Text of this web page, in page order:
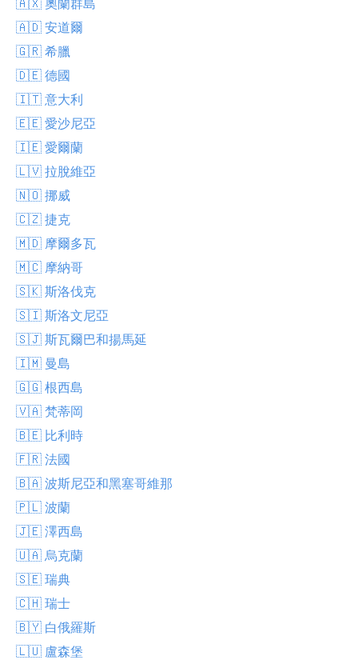
🇦🇩 安道爾
🇬🇷 希臘
🇩🇪 德國
🇮🇹 意大利
🇪🇪 愛沙尼亞
🇮🇪 愛爾蘭
🇱🇻 拉脫維亞
🇳🇴 挪威
🇨🇿 捷克
🇲🇩 摩爾多瓦
🇲🇨 摩納哥
🇸🇰 斯洛伐克
🇸🇮 斯洛文尼亞
🇸🇯 斯瓦爾巴和揚馬延
🇮🇲 曼島
🇬🇬 根西島
🇻🇦 梵蒂岡
🇧🇪 比利時
🇫🇷 法國
🇧🇦 波斯尼亞和黑塞哥維那
🇵🇱 波蘭
🇯🇪 澤西島
🇺🇦 烏克蘭
🇸🇪 瑞典
🇨🇭 瑞士
🇧🇾 白俄羅斯
🇱🇺 盧森堡